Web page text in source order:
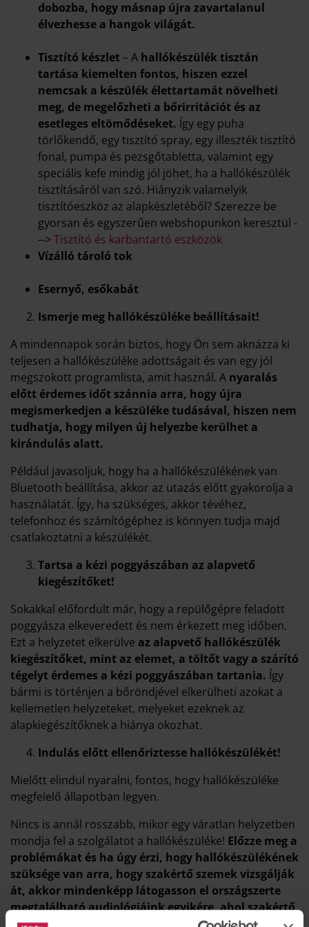
dobozba, hogy másnap újra zavartalanul
élvezhesse a hangok világát.
Tisztító készlet – A hallókészülék tisztán
tartása kiemelten fontos, hiszen ezzel
nemcsak a készülék élettartamát növelheti
meg, de megelőzheti a bőrirritációt és az
esetleges eltömődéseket. Így egy puha
törlőkendő, egy tisztító spray, egy illeszték tisztító
fonal, pumpa és pezsgőtabletta, valamint egy
speciális kefe mindig jól jöhet, ha a hallókészülék
tisztításáról van szó. Hiányzik valamelyik
tisztítóeszköz az alapkészletéből? Szerezze be
gyorsan és egyszerűen webshopunkon keresztül -
--> Tisztító és karbantartó eszközök
Vízálló tároló tok
Esernyő, esőkabát
Ismerje meg hallókészüléke beállításait!
A mindennapok során biztos, hogy Ön sem aknázza ki
teljesen a hallókészüléke adottságait és van egy jól
megszokott programlista, amit használ. A nyaralás
előtt érdemes időt szánnia arra, hogy újra
megismerkedjen a készüléke tudásával, hiszen nem
tudhatja, hogy milyen új helyezbe kerülhet a
kirándulás alatt.
Például javasoljuk, hogy ha a hallókészülékének van
Bluetooth beállítása, akkor az utazás előtt gyakorolja a
használatát. Így, ha szükséges, akkor tévéhez,
telefonhoz és számítógéphez is könnyen tudja majd
csatlakoztatni a készülékét.
Tartsa a kézi poggyászában az alapvető
kiegészítőket!
Sokakkal előfordult már, hogy a repülőgépre feladott
poggyásza elkeveredett és nem érkezett meg időben.
Ezt a helyzetet elkerülve az alapvető hallókészülék
kiegészítőket, mint az elemet, a töltőt vagy a szárító
tégelyt érdemes a kézi poggyászában tartania. Így
bármi is történjen a bőröndjével elkerülheti azokat a
kellemetlen helyzeteket, melyeket ezeknek az
alapkiegészítőknek a hiánya okozhat.
Indulás előtt ellenőriztesse hallókészülékét!
Mielőtt elindul nyaralni, fontos, hogy hallókészüléke
megfelelő állapotban legyen.
Nincs is annál rosszabb, mikor egy váratlan helyzetben
mondja fel a szolgálatot a hallókészüléke! Előzze meg a
problémákat és ha úgy érzi, hogy hallókészülékének
szüksége van arra, hogy szakértő szemek vizsgálják
át, akkor mindenképp látogasson el országszerte
megtalálható audiológiáink egyikére, ahol szakértő
kollégáink segítenek Önnek.